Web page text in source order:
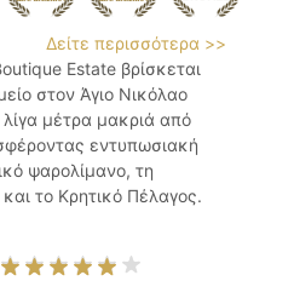
Δείτε περισσότερα >>
Estate βρίσκεται
στον Άγιο Νικόλαο
μέτρα μακριά από
εντυπωσιακή
ψαρολίμανο, τη
το Κρητικό Πέλαγος.